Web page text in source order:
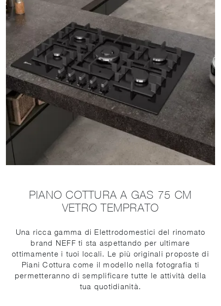
PIANO COTTURA A GAS 75 CM
VETRO TEMPRATO
Una ricca gamma di Elettrodomestici del rinomato
brand NEFF ti sta aspettando per ultimare
ottimamente i tuoi locali. Le più originali proposte di
Piani Cottura come il modello nella fotografia ti
permetteranno di semplificare tutte le attività della
tua quotidianità.